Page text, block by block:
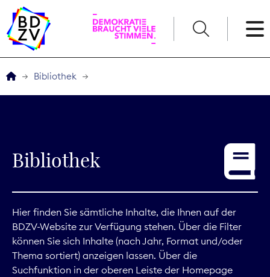
Service
Digitales
Kommunikation
Bibliothek
Bibliothek
Hier finden Sie sämtliche Inhalte, die Ihnen auf der
BDZV-Website zur Verfügung stehen. Über die Filter
können Sie sich Inhalte (nach Jahr, Format und/oder
Thema sortiert) anzeigen lassen. Über die
Suchfunktion in der oberen Leiste der Homepage